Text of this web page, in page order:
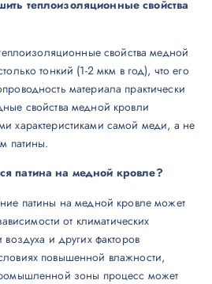
теплоизоляционные свойства
свойства медной
тонкий (1-2 мкм в год), что его
материала практически
свойства медной кровли
характеристиками самой меди, а не
патины.
патина на медной кровле?
патины на медной кровле может
от климатических
и других факторов
повышенной влажности,
зоны процесс может